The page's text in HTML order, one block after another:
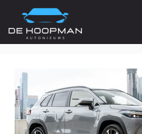
de
inhoud